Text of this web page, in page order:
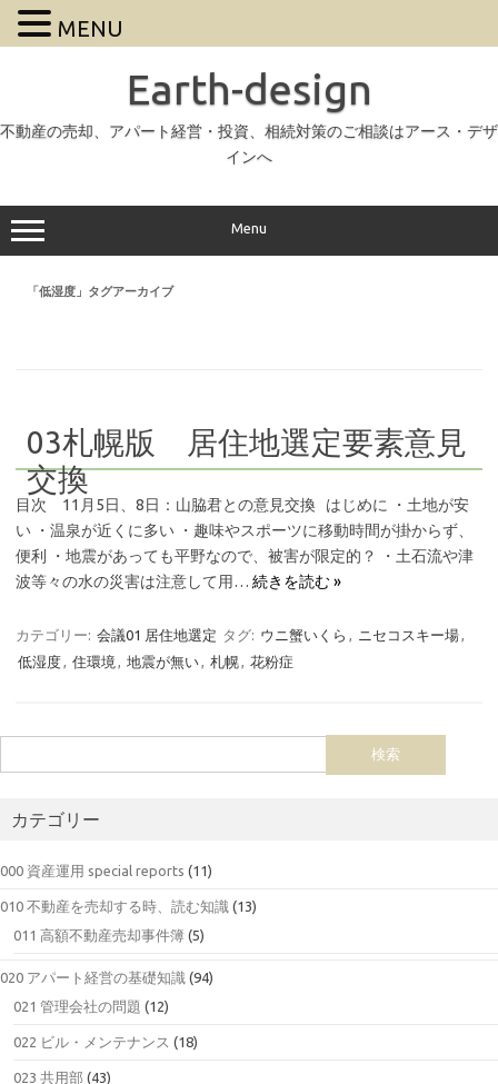
Earth-design
不動産の売却、アパート経営・投資、相続対策のご相談はアース・デザ
インへ
Menu
「低湿度 」タグアーカイブ
03札幌版 居住地選定要素意見
交換
目次 11月5日、8日：山脇君との意見交換 はじめに ・土地が安
い ・温泉が近くに多い ・趣味やスポーツに移動時間が掛からず、
便利 ・地震があっても平野なので、被害が限定的？ ・土石流や津
波等々の水の災害は注意して用… 続きを読む »
カテゴリー: 会議01 居住地選定 タグ: ウニ蟹いくら , ニセコスキー場,
低湿度, 住環境 , 地震が無い, 札幌, 花粉症
カテゴリー
000 資産運用 special reports (11)
010 不動産を売却する時、読む知識 (13)
011 高額不動産売却事件簿 (5)
020 アパート経営の基礎知識 (94)
021 管理会社の問題 (12)
022 ビル・メンテナンス (18)
023 共用部 (43)
MENU